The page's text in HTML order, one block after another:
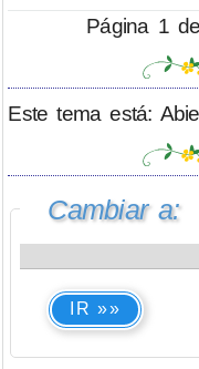
Página 1
Este tema está:
Cambiar a:
IR »»